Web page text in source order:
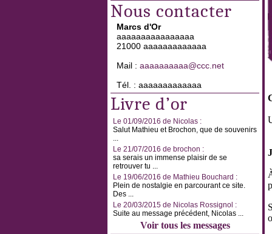
Nous contacter
Marcs d'Or
aaaaaaaaaaaaaaaa
21000 aaaaaaaaaaaaa
Mail : aaaaaaaaaa@ccc.net
Tél. : aaaaaaaaaaaaa
Livre d’or
Le 01/09/2016 de Nicolas :
Salut Mathieu et Brochon, que de souvenirs
...
Le 21/07/2016 de brochon :
sa serais un immense plaisir de se
retrouver tu ...
Le 19/06/2016 de Mathieu Bouchard :
Plein de nostalgie en parcourant ce site.
Des ...
Le 20/03/2015 de Nicolas Rossignol :
Suite au message précédent, Nicolas ...
Voir tous les messages